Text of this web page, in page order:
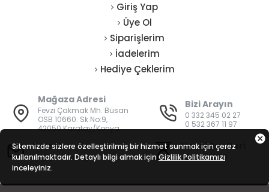
Giriş Yap
Üye Ol
Siparişlerim
İadelerim
Hediye Çeklerim
Mağaza Adresi
Fevzi Çakmak Mh. Büsan
OSB 10660. Sk No:9,
42050 Karatay/Konya
Bizi Arayın
0 332 345 02 27
0 532 367 11 97
E-Posta
bilgi@vatanisguvenligi.com
Mesai Saatleri
08:00 - 19:00
Sitemizde sizlere özelleştirilmiş bir hizmet sunmak için çerez
kullanılmaktadır. Detaylı bilgi almak için Gizlilik Politikamızı
inceleyiniz.